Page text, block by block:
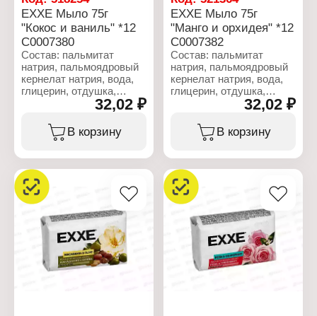
Вес: 4х75 г
EXXE Мыло 75г
"Кокос и ваниль" *12
С0007380
Состав: пальмитат
натрия, пальмоядровый
кернелат натрия, вода,
глицерин, отдушка,
триэтаноламин,
ПЭГ-400, винная
кислота, бензойная
тетранатрийэтидронат, Cl
77891, Cl 74160.
Характеристики:
Бренд: EXXE
Тип товара:
Косметическое мыло
Назначение: для лица,
рук и тела
32,02 ₽
В корзину
EXXE Мыло 75г
"Манго и орхидея" *12
С0007382
Состав: пальмитат
натрия, пальмоядровый
кернелат натрия, вода,
глицерин, отдушка,
триэтаноламин,
ПЭГ-400, винная
кислота, бензойная
тетранатрийэтидронат, Cl
77891, CI 11680.
Характеристики:
Бренд: EXXE
Тип товара:
Косметическое мыло
Назначение: для лица,
рук и тела
32,02 ₽
В корзину